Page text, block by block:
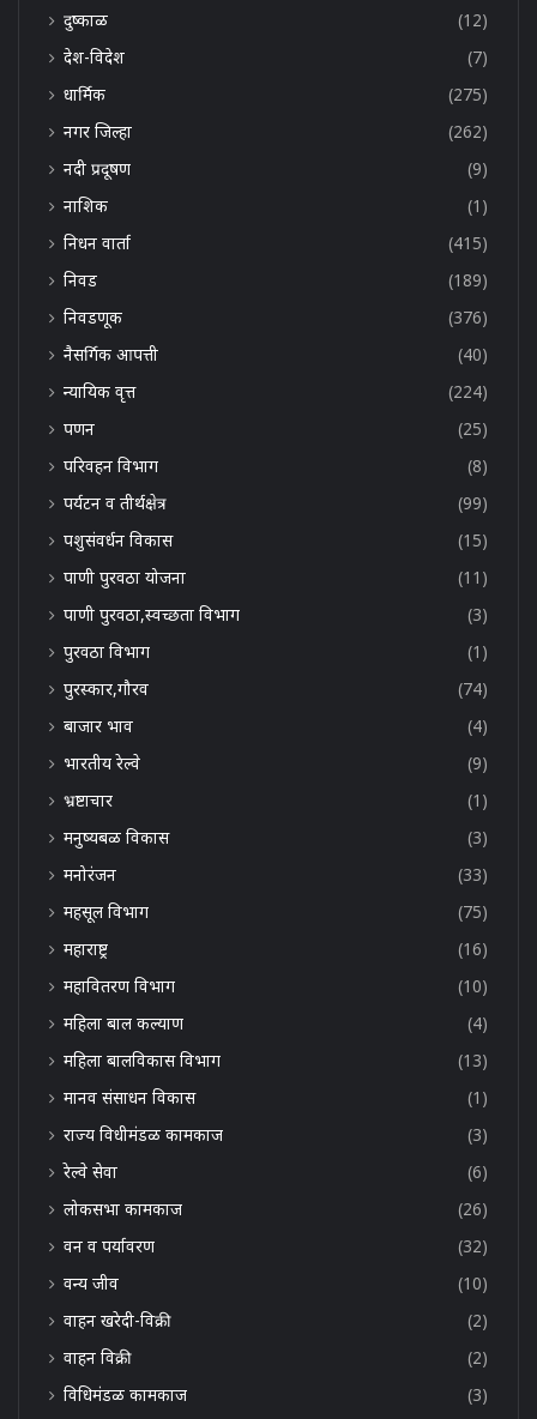
दुष्काळ
(12)
देश-विदेश
(7)
धार्मिक
(275)
नगर जिल्हा
(262)
नदी प्रदूषण
(9)
नाशिक
(1)
निधन वार्ता
(415)
निवड
(189)
निवडणूक
(376)
नैसर्गिक आपत्ती
(40)
न्यायिक वृत्त
(224)
पणन
(25)
परिवहन विभाग
(8)
पर्यटन व तीर्थक्षेत्र
(99)
पशुसंवर्धन विकास
(15)
पाणी पुरवठा योजना
(11)
पाणी पुरवठा,स्वच्छता विभाग
(3)
पुरवठा विभाग
(1)
पुरस्कार,गौरव
(74)
बाजार भाव
(4)
भारतीय रेल्वे
(9)
भ्रष्टाचार
(1)
मनुष्यबळ विकास
(3)
मनोरंजन
(33)
महसूल विभाग
(75)
महाराष्ट्र
(16)
महावितरण विभाग
(10)
महिला बाल कल्याण
(4)
महिला बालविकास विभाग
(13)
मानव संसाधन विकास
(1)
राज्य विधीमंडळ कामकाज
(3)
रेल्वे सेवा
(6)
लोकसभा कामकाज
(26)
वन व पर्यावरण
(32)
वन्य जीव
(10)
वाहन खरेदी-विक्री
(2)
वाहन विक्री
(2)
विधिमंडळ कामकाज
(3)